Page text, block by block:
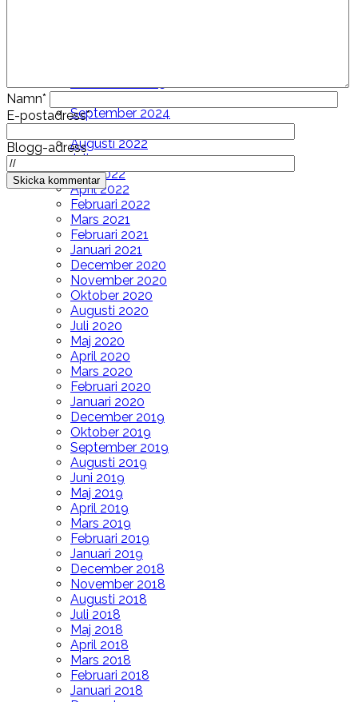
September 2024
November 2022
Augusti 2022
Juli 2022
Juni 2022
April 2022
Februari 2022
Mars 2021
Februari 2021
Januari 2021
December 2020
November 2020
Oktober 2020
Augusti 2020
Juli 2020
Maj 2020
April 2020
Mars 2020
Februari 2020
Januari 2020
December 2019
Oktober 2019
September 2019
Augusti 2019
Juni 2019
Maj 2019
April 2019
Mars 2019
Februari 2019
Januari 2019
December 2018
November 2018
Augusti 2018
Juli 2018
Maj 2018
April 2018
Mars 2018
Februari 2018
Januari 2018
Namn*
E-postadress*
Blogg-adress